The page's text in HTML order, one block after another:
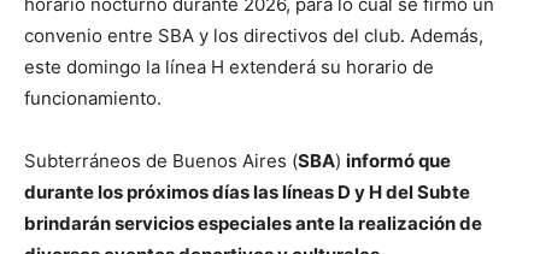
horario nocturno durante 2026, para lo cual se firmó un
convenio entre SBA y los directivos del club. Además,
este domingo la línea H extenderá su horario de
funcionamiento.
Subterráneos de Buenos Aires (SBA) informó que
durante los próximos días las líneas D y H del Subte
brindarán servicios especiales ante la realización de